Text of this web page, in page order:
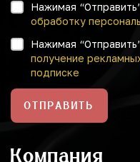
Нажимая
обработку
Нажимая
получение
подписке
ОТПРАВИТЬ
Компания